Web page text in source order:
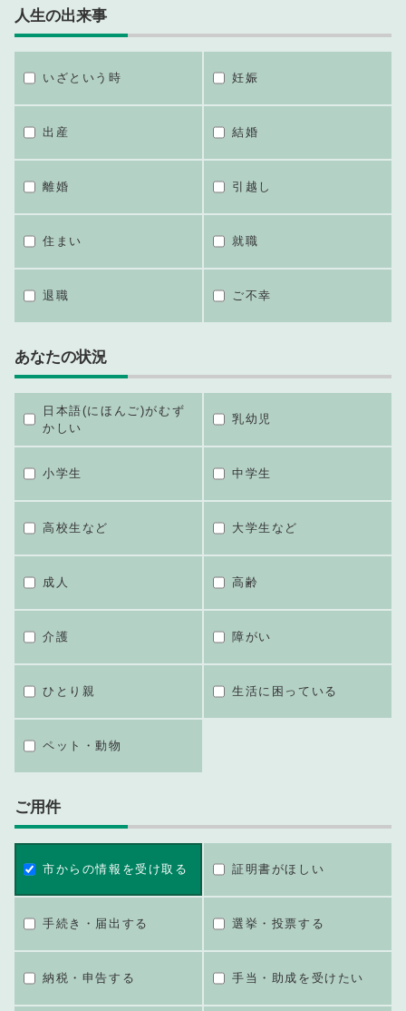
人生の出来事
いざという時 妊娠
出産 結婚
離婚 引越し
住まい 就職
退職 ご不幸
あなたの状況
日本語(にほんご)がむず
かしい
乳幼児
小学生 中学生
高校生など 大学生など
成人 高齢
介護 障がい
ひとり親 生活に困っている
ペット・動物
ご用件
市からの情報を受け取る 証明書がほしい
手続き・届出する 選挙・投票する
納税・申告する 手当・助成を受けたい